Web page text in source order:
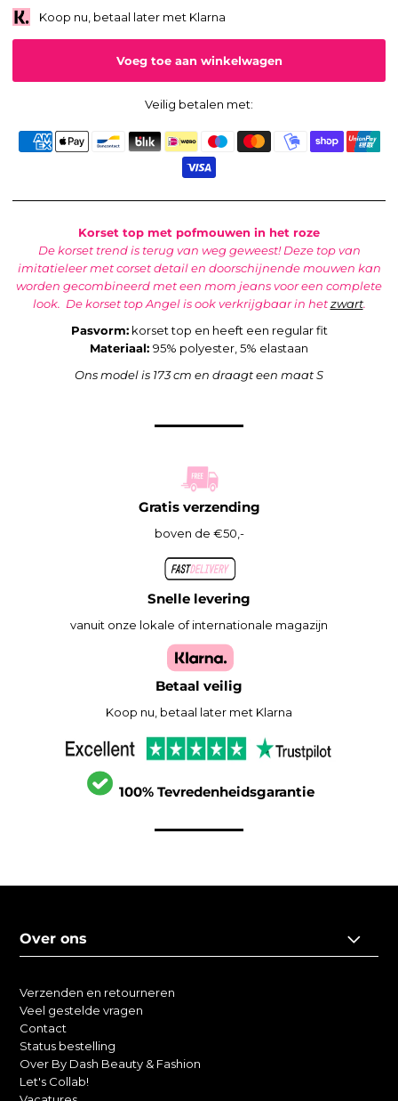
Koop nu, betaal later met Klarna
Veilig betalen met:
Korset top met pofmouwen in het roze
De korset trend is terug van weg geweest! Deze top van
imitatieleer met corset detail en doorschijnende mouwen kan
worden gecombineerd met een mom jeans voor een complete
look. De korset top Angel is ook verkrijgbaar in hetzwart.
Pasvorm:korset top en heeft een regular fit
Materiaal: 95% polyester, 5% elastaan
Ons model is 173 cm en draagt een maat S
Gratis verzending
boven de €50,-
Snelle levering
vanuit onze lokale of internationale magazijn
Betaal veilig
Koop nu, betaal later met Klarna
100% Tevredenheidsgarantie
Over ons
Verzenden en retourneren
Veel gestelde vragen
Contact
Status bestelling
Over By Dash Beauty & Fashion
Let's Collab!